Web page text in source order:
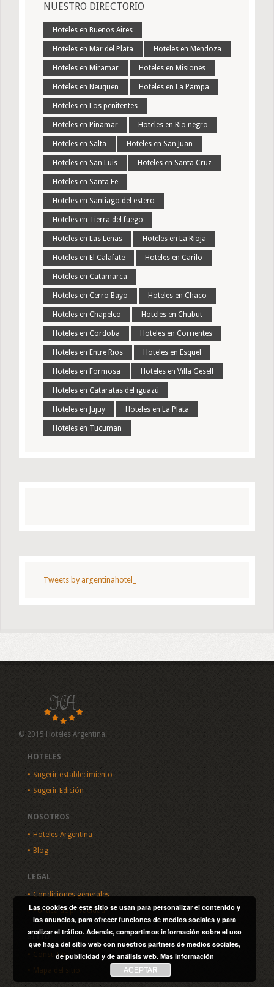
NUESTRO DIRECTORIO
Hoteles en Buenos Aires
Hoteles en Mar del Plata Hoteles en Mendoza
Hoteles en Miramar Hoteles en Misiones
Hoteles en Neuquen Hoteles en La Pampa
Hoteles en Los penitentes
Hoteles en Pinamar Hoteles en Rio negro
Hoteles en Salta Hoteles en San Juan
Hoteles en San Luis Hoteles en Santa Cruz
Hoteles en Santa Fe
Hoteles en Santiago del estero
Hoteles en Tierra del fuego
Hoteles en Las Leñas Hoteles en La Rioja
Hoteles en El Calafate Hoteles en Carilo
Hoteles en Catamarca
Hoteles en Cerro Bayo Hoteles en Chaco
Hoteles en Chapelco Hoteles en Chubut
Hoteles en Cordoba Hoteles en Corrientes
Hoteles en Entre Rios Hoteles en Esquel
Hoteles en Formosa Hoteles en Villa Gesell
Hoteles en Cataratas del iguazú
Hoteles en Jujuy Hoteles en La Plata
Hoteles en Tucuman
Tweets by argentinahotel_
© 2015 Hoteles Argentina.
HOTELES
Sugerir establecimiento
Sugerir Edición
NOSOTROS
Hoteles Argentina
Blog
LEGAL
Condiciones generales
Política de privacidad
SITIO
Consultas
Mapa del sitio
Las cookies de este sitio se usan para personalizar el contenido y
los anuncios, para ofrecer funciones de medios sociales y para
analizar el tráfico. Además, compartimos información sobre el uso
que haga del sitio web con nuestros partners de medios sociales,
de publicidad y de análisis web. Mas información
ACEPTAR